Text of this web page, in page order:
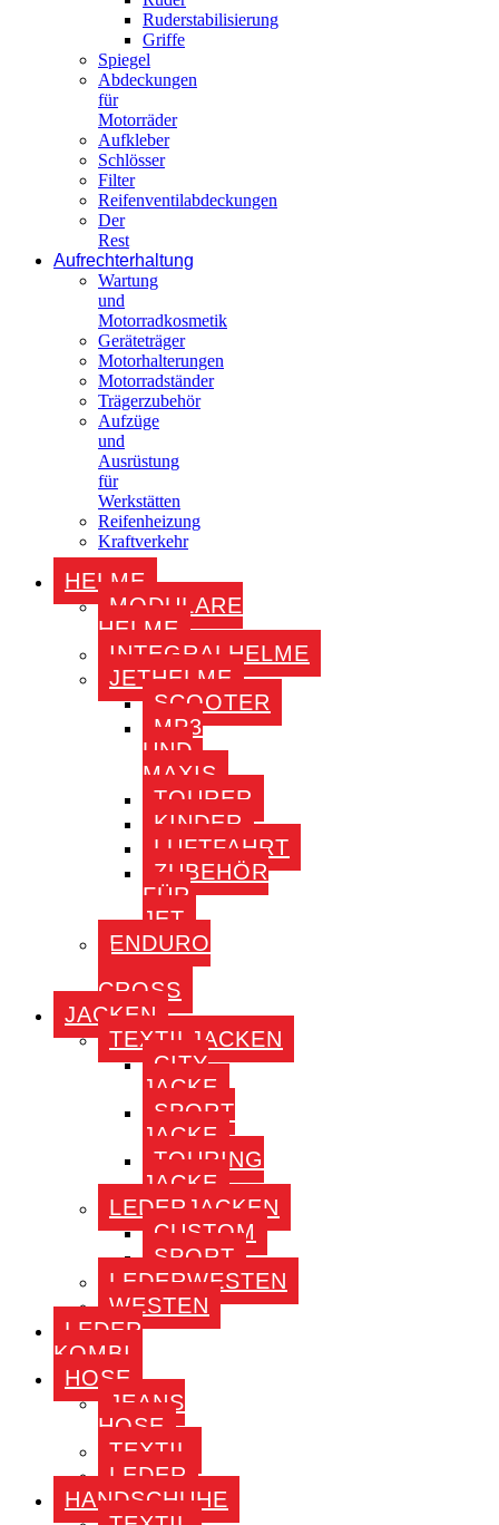
Ruderstabilisierung
Griffe
Spiegel
Abdeckungen
für
Motorräder
Aufkleber
Schlösser
Filter
Reifenventilabdeckungen
Der
Rest
Aufrechterhaltung
Wartung
und
Motorradkosmetik
Geräteträger
Motorhalterungen
Motorradständer
Trägerzubehör
Aufzüge
und
Ausrüstung
für
Werkstätten
Reifenheizung
Kraftverkehr
HELME
MODULARE
HELME
INTEGRALHELME
JETHELME
SCOOTER
MP3
UND
MAXIS
TOURER
KINDER
LUFTFAHRT
ZUBEHÖR
FÜR
JET
ENDURO
CROSS
JACKEN
TEXTILJACKEN
CITY
JACKE
SPORT
JACKE
TOURING
JACKE
LEDERJACKEN
CUSTOM
SPORT
LEDERWESTEN
WESTEN
LEDER
KOMBI
HOSE
JEANS
HOSE
TEXTIL
LEDER
HANDSCHUHE